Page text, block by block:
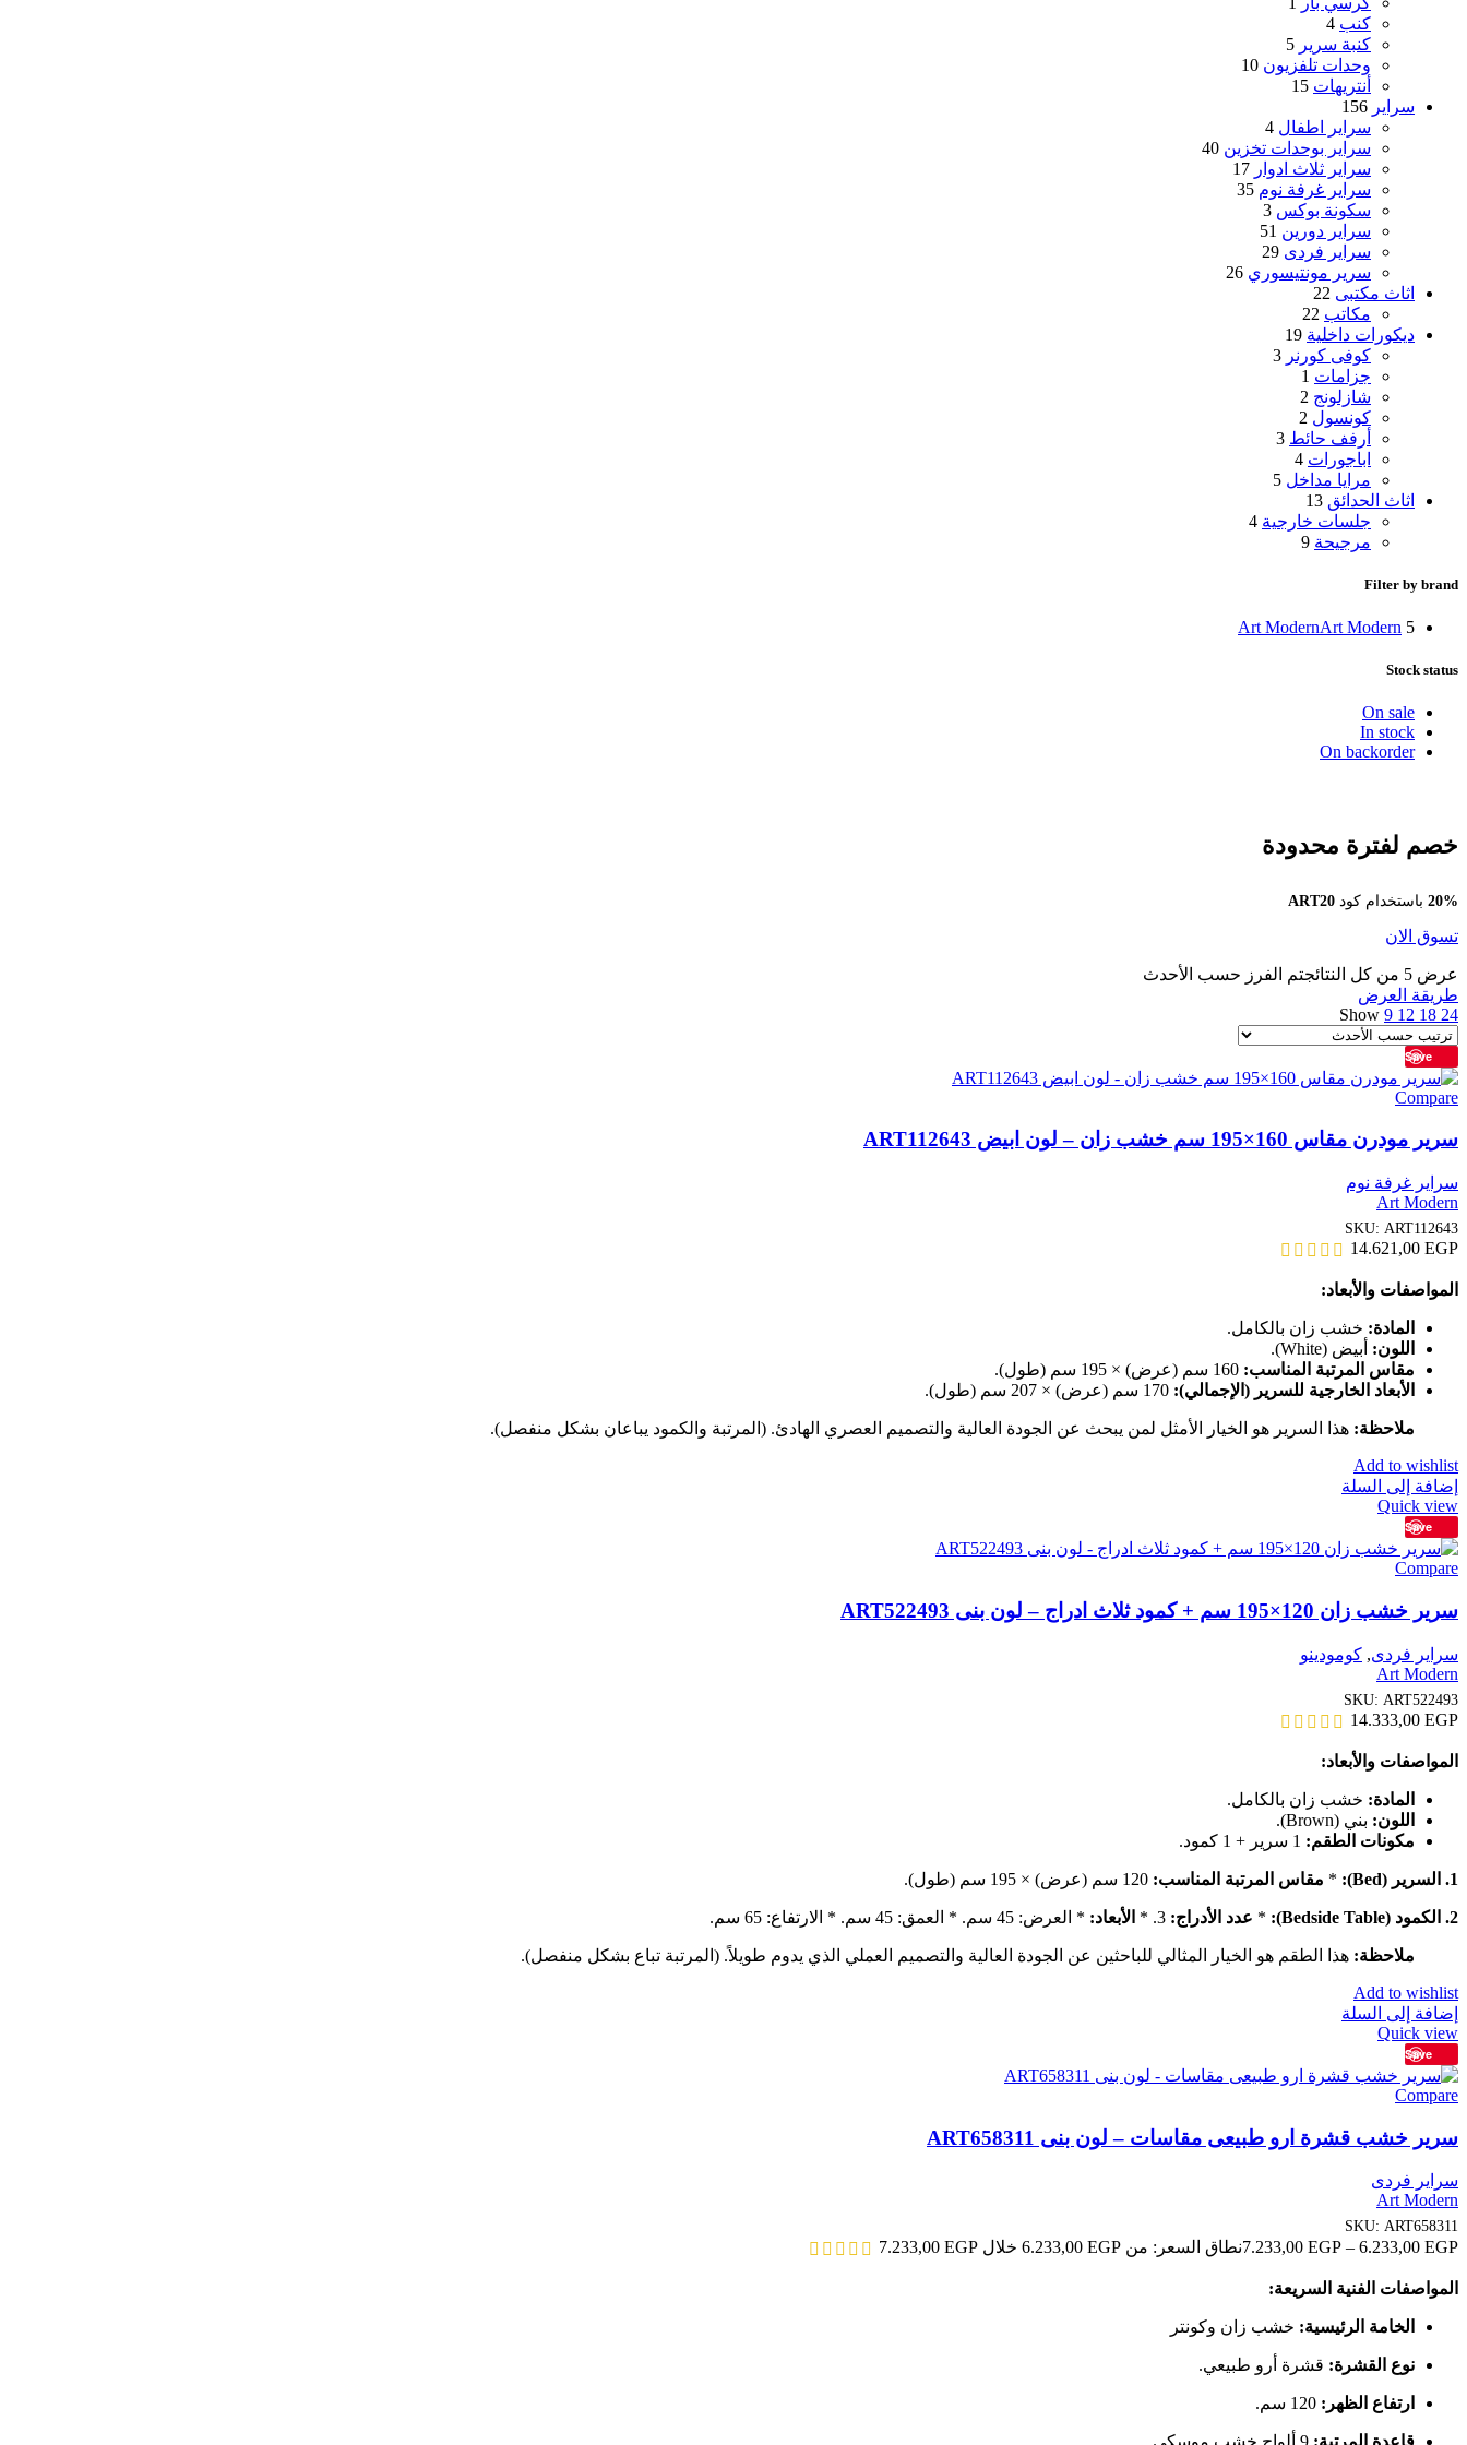
كنب 4
كنبة سرير 5
وحدات تلفزيون 10
أنتريهات 15
سراير 156
سراير اطفال 4
سراير بوحدات تخزين 40
سراير ثلاث ادوار 17
سراير غرفة نوم 35
سكونة بوكس 3
سراير دورين 51
سراير فردى 29
سرير مونتيسوري 26
اثاث مكتبى 22
مكاتب 22
ديكورات داخلية 19
كوفى كورنر 3
جزامات 1
شازلونج 2
كونسول 2
أرفف حائط 3
اباجورات 4
مرايا مداخل 5
اثاث الحدائق 13
جلسات خارجية 4
مرجيحة 9
Filter by brand
Art ModernArt Modern 5
Stock status
On sale
In stock
On backorder
خصم لفترة محدودة
20% باستخدام كود ART20
تسوق الان
عرض ⁦5⁩ من كل النتائج
تم الفرز حسب الأحدث
طريقة العرض
Show 9 12 18 24
Save
Compare
سرير مودرن مقاس 160×195 سم خشب زان – لون ابيض ART112643
سراير غرفة نوم
Art Modern
SKU: ART112643
14.621,00 EGP
المواصفات والأبعاد:
المادة: خشب زان بالكامل.
اللون: أبيض (White).
مقاس المرتبة المناسب:
الأبعاد الخارجية للسرير (الإجمالي):
ملاحظة: هذا السرير هو الخيار الأمثل لمن يبحث عن الجودة العالية والتصميم العصري الهادئ. (المرتبة والكمود يباعان بشكل منفصل).
Add to wishlist
إضافة إلى السلة
Quick view
Save
Compare
سرير خشب زان 120×195 سم + كمود ثلاث ادراج – لون بنى ART522493
سراير فردى, كومودينو
Art Modern
SKU: ART522493
14.333,00 EGP
المواصفات والأبعاد:
المادة: خشب زان بالكامل.
اللون: بني (Brown).
مكونات الطقم:
1. السرير (Bed): * مقاس المرتبة المناسب:
2. الكمود (Bedside Table): * عدد الأدراج: الأبعاد: * العرض: 45 سم. * العمق: 45 سم. * الارتفاع: 65 سم.
ملاحظة: هذا الطقم هو الخيار المثالي للباحثين عن الجودة العالية والتصميم العملي الذي يدوم طويلاً. (المرتبة تباع بشكل منفصل).
Add to wishlist
إضافة إلى السلة
Quick view
Save
Compare
سرير خشب قشرة ارو طبيعى مقاسات – لون بنى ART658311
سراير فردى
Art Modern
SKU: ART658311
6.233,00 EGP
–
7.233,00 EGP نطاق السعر: من ⁦6.233,00 EGP⁩ خلال ⁦7.233,00 EGP⁩
المواصفات الفنية السريعة:
الخامة الرئيسية: خشب زان وكونتر
نوع القشرة: قشرة أرو طبيعي.
ارتفاع الظهر:
قاعدة المرتبة: